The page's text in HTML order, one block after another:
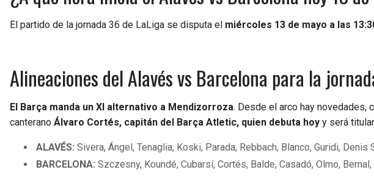
El partido de la jornada 36 de LaLiga se disputa el miércoles 13 de mayo a las
Alineaciones del Alavés vs Barcelona para la
El Barça manda un XI alternativo a Mendizorroza. Desde el arco hay novedades,
canterano Álvaro Cortés, capitán del Barça Atletic, quien debuta hoy y será
ALAVÉS:Sivera, Ángel, Tenaglia, Koski, Parada, Rebbach, Blanco, Guridi, Denis
BARCELONA:Szczesny, Koundé, Cubarsí, Cortés, Balde, Casadó, Olmo,